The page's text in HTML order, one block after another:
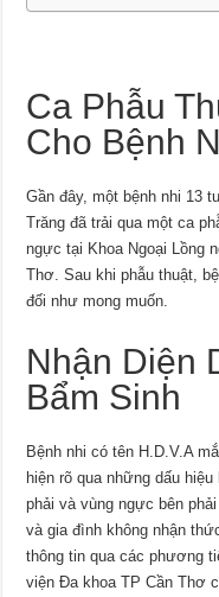
Ca Phẫu
Cho Bệnh
Gần đây, một bệnh nhi 13
Trăng đã trải qua một ca
ngực tại Khoa Ngoại Lồng
Thơ. Sau khi phẫu thuật,
đối như mong muốn.
Nhận Diện
Bẩm Sinh
Bệnh nhi có tên H.D.V.A
hiện rõ qua những dấu
phải và vùng ngực bên
và gia đình không nhận
thông tin qua các phương
viện Đa khoa TP Cần Thơ